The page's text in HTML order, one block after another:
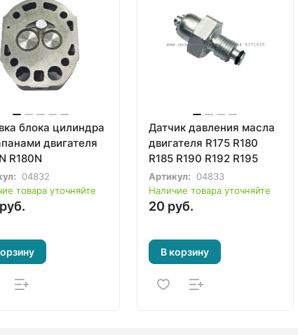
блока цилиндра
двигателя
R180N
04832
товара уточняйте
Датчик давления масла
двигателя R175 R180
R185 R190 R192 R195
Артикул:
04833
Наличие товара уточняйте
20 руб.
В корзину